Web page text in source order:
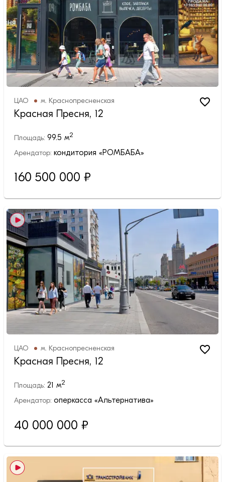
ЦАО м. Краснопресненская
Красная Пресня, 12
Площадь: 99.5 м2
Арендатор: кондитория «РОМБАБА»
160 500 000 ₽
ЦАО м. Краснопресненская
Красная Пресня, 12
Площадь: 21 м2
Арендатор: оперкасса «Альтернатива»
40 000 000 ₽